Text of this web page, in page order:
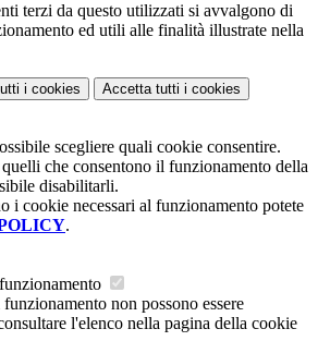
terzi da questo utilizzati si avvalgono di
ed utili alle finalità illustrate nella
i cookies Accetta tutti i cookies
scegliere quali cookie consentire.
che consentono il funzionamento della
disabilitarli.
i cookie necessari al funzionamento potete
.
non possono essere
l'elenco nella pagina della cookie